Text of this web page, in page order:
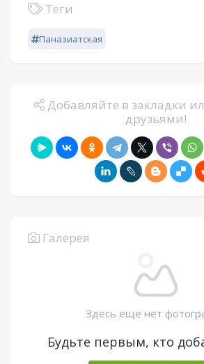
Теги
Паназиатская
Добавляйте в закладки
друзьями!
Галерея
Здесь еще нет
Будьте первым, кто